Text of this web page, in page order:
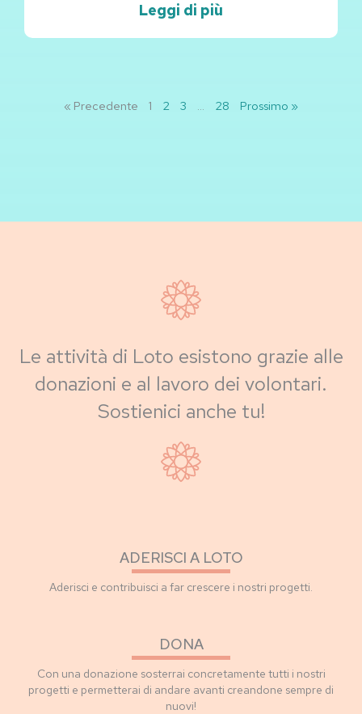
Leggi di più
« Precedente 1 2 3 … 28 Prossimo »
Le attività di Loto esistono grazie alle
donazioni e al lavoro dei volontari.
Sostienici anche tu!
ADERISCI A LOTO
Aderisci e contribuisci a far crescere i nostri progetti.
DONA
Con una donazione sosterrai concretamente tutti i nostri
progetti e permetterai di andare avanti creandone sempre di
nuovi!